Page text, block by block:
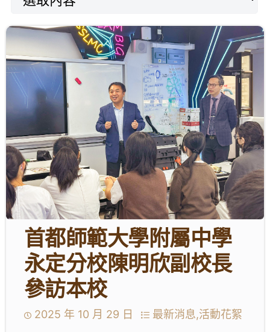
教師專業社群
學生成就與學校活動
我們的聯繫
入學資訊
下載區
首都師範大學附屬中學
永定分校陳明欣副校長
參訪本校
2025 年 10 月 29 日
最新消息,活動花絮